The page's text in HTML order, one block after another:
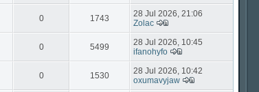
0 1743
28 Jul 2026, 21:06
Zolac
0 5499
28 Jul 2026, 10:45
ifanohyfo
0 1530
28 Jul 2026, 10:42
oxumavyjaw